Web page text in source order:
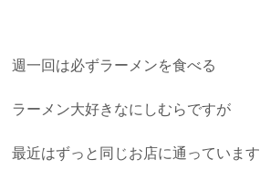
週一回は必ずラーメンを食べる
ラーメン大好きなにしむらですが
最近はずっと同じお店に通っています